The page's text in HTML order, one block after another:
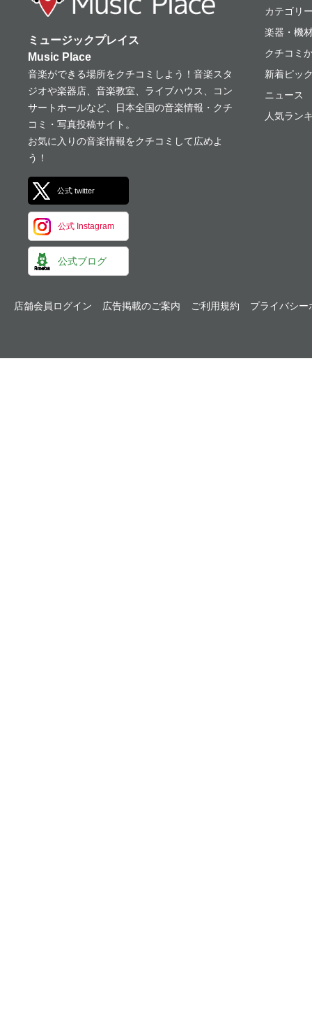
ミュージックプレイス
Music Place
音楽ができる場所をクチコミしよう！音楽スタ
ジオや楽器店、音楽教室、ライブハウス、コン
サートホールなど、日本全国の音楽情報・クチ
コミ・写真投稿サイト。
お気に入りの音楽情報をクチコミして広めよ
う！
公式 twitter
公式 Instagram
公式ブログ
カテゴリ
楽器・機
クチコミ
新着ピッ
ニュース
人気ラン
店舗会員ログイン 広告掲載のご案内 ご利用規約 プライバシー